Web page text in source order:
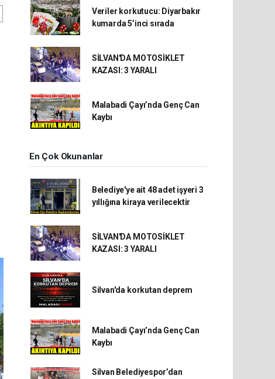
Veriler korkutucu: Diyarbakır
kumarda 5’inci sırada
SİLVAN'DA MOTOSİKLET
KAZASI: 3 YARALI
Malabadi Çayı’nda Genç Can
Kaybı
En Çok Okunanlar
Belediye'ye ait 48 adet işyeri 3
yıllığına kiraya verilecektir
SİLVAN'DA MOTOSİKLET
KAZASI: 3 YARALI
Silvan'da korkutan deprem
Malabadi Çayı’nda Genç Can
Kaybı
Silvan Belediyespor’dan